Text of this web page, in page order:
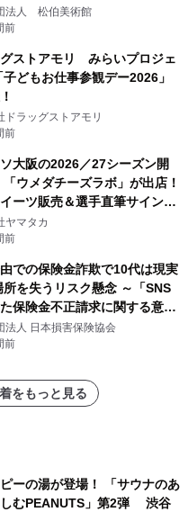
法人 松伯美術館
前
グストアモリ みらいプロジェ
子どもお仕事参観デー2026」
ドラッグストアモリ
前
大阪の2026／27シーズン開
ウメダチーズラボ」が出店！
ーツ販売＆選手直筆サイング
たる抽選会を 8月8日に開催
ヤマタカ
前
での保険金詐欺で10代は現実
所を失うリスク懸念 ～「SNS
保険金不正請求に関する意識
実施、 認知度の低さも浮き彫
法人 日本損害保険協会
前
をもっと見る
ーの湯が登場！ 「サウナのあ
しむPEANUTS」第2弾 渋谷